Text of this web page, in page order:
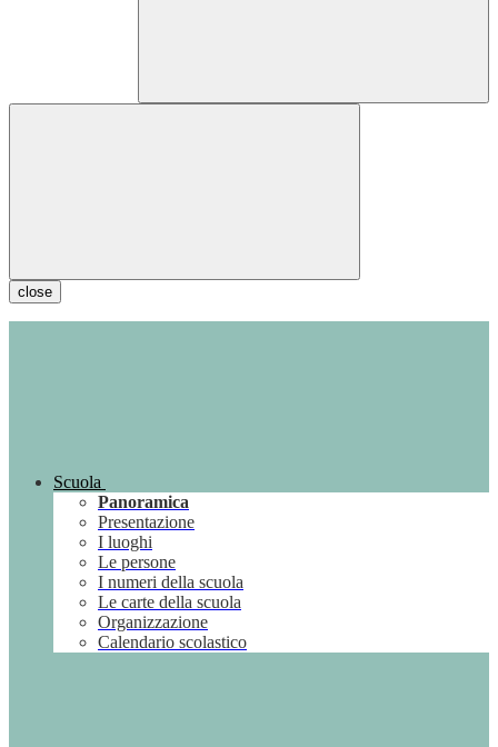
close
Scuola
Panoramica
Presentazione
I luoghi
Le persone
I numeri della scuola
Le carte della scuola
Organizzazione
Calendario scolastico